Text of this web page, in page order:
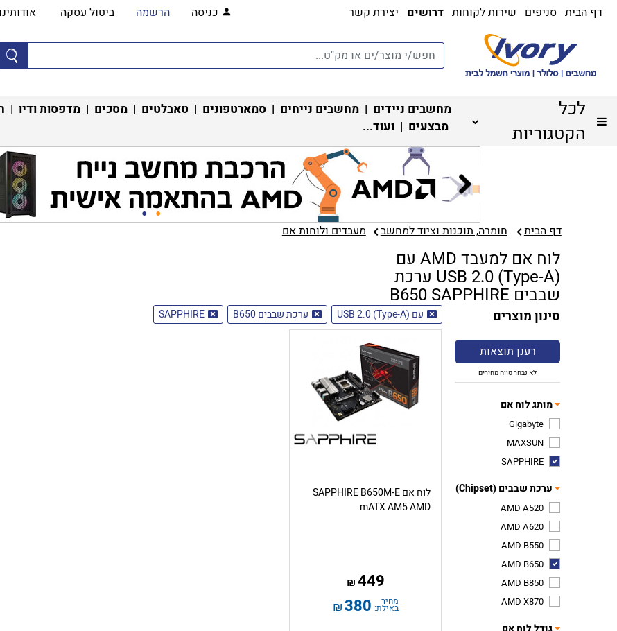
דף הבית סניפים שירות לקוחות דרושים יצירת קשר כניסה הרשמה ביטול עסקה
לכל
הקטגוריות
מחשבים ניידים | מחשבים נייחים | סמארטפונים | טאבלטים | מסכים | מדפסות ודיו |
מבצעים | ועוד...
דף הבית חומרה, תוכנות וציוד למחשב מעבדים ולוחות אם‏
לוח אם למעבד AMD עם
USB 2.0 (Type-A) ערכת
שבבים B650 SAPPHIRE
סינון מוצרים
רענן תוצאות
לא נבחר טווח מחירים
מותג לוח אם
Gigabyte
MAXSUN
SAPPHIRE
ערכת שבבים (Chipset)
AMD A520
AMD A620
AMD B550
AMD B650
AMD B850
AMD X870
עם USB 2.0 (Type-A) ערכת שבבים B650 SAPPHIRE
לוח אם SAPPHIRE B650M-E
mATX AM5 AMD
449
₪
מחיר
באילת: 380
₪